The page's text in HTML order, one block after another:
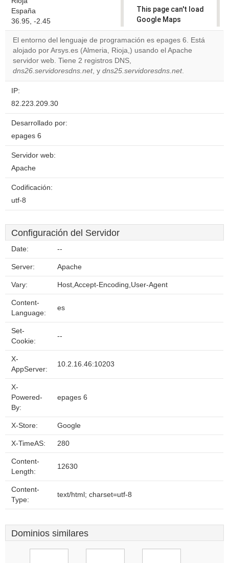
España
36.95, -2.45
This page can't load
Google Maps
correctly.
Do you
website?
El entorno del lenguaje de programación es epages 6. Está
alojado por Arsys.es (Almeria, Rioja,) usando el Apache
servidor web. Tiene 2 registros DNS,
dns26.servidoresdns.net, y dns25.servidoresdns.net.
IP:
82.223.209.30
Desarrollado por:
epages 6
Servidor web:
Apache
Codificación:
utf-8
Configuración del Servidor
Date: --
Server: Apache
Vary: Host,Accept-Encoding,User-Agent
Content-
Language:
es
Set-
Cookie:
--
X-
AppServer:
10.2.16.46:10203
X-
Powered-
By:
epages 6
X-Store: Google
X-TimeAS: 280
Content-
Length:
12630
Content-
Type:
text/html; charset=utf-8
Dominios similares